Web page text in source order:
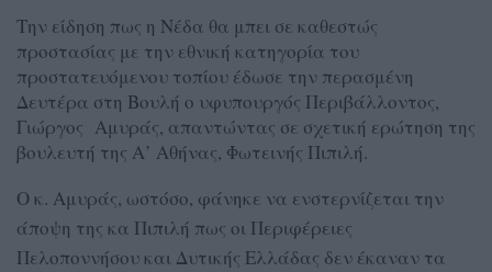
Την είδηση πως η Νέδα θα μπει σε καθεστώς
προστασίας με την εθνική κατηγορία του
προστατευόμενου τοπίου έδωσε την περασμένη
Δευτέρα στη Βουλή ο υφυπουργός Περιβάλλοντος,
Γιώργος Αμυράς, απαντώντας σε σχετική ερώτηση της
βουλευτή της Α’ Αθήνας, Φωτεινής Πιπιλή.
Ο κ. Αμυράς, ωστόσο, φάνηκε να ενστερνίζεται την
άποψη της κα Πιπιλή πως οι Περιφέρειες
Πελοποννήσου και Δυτικής Ελλάδας δεν έκαναν τα